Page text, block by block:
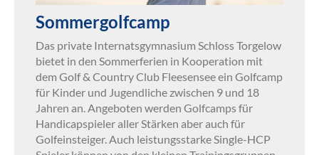
Sommergolfcamp
Das private Internatsgymnasium Schloss Torgelow
bietet in den Sommerferien in Kooperation mit
dem Golf & Country Club Fleesensee ein Golfcamp
für Kinder und Jugendliche zwischen 9 und 18
Jahren an. Angeboten werden Golfcamps für
Handicapspieler aller Stärken aber auch für
Golfeinsteiger. Auch leistungsstarke Single-HCP